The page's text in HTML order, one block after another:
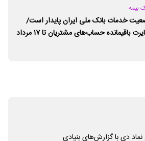
بیمه
خدمات بانک ملی ایران پایدار است/
مغایرت‌ باقیمانده حساب‌های مشتریان تا ۱۷ مرداد
نماد دی با گزارش‌های بنیادی